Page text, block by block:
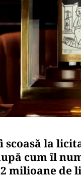
la
cum îl
milioane